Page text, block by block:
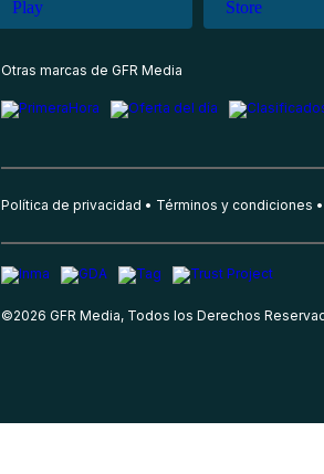
Otras marcas de GFR Media
Política de privacidad Términos y condiciones
©2026 GFR Media, Todos los Derechos